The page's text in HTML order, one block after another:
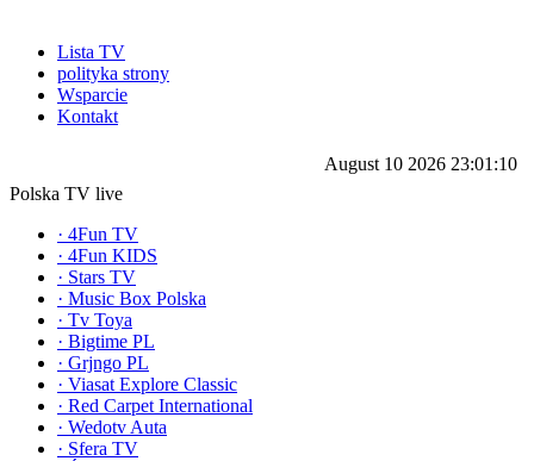
Lista TV
polityka strony
Wsparcie
Kontakt
August 10 2026 23:01:10
Polska TV live
· 4Fun TV
· 4Fun KIDS
· Stars TV
· Music Box Polska
· Tv Toya
· Bigtime PL
· Grjngo PL
· Viasat Explore Classic
· Red Carpet International
· Wedotv Auta
· Sfera TV